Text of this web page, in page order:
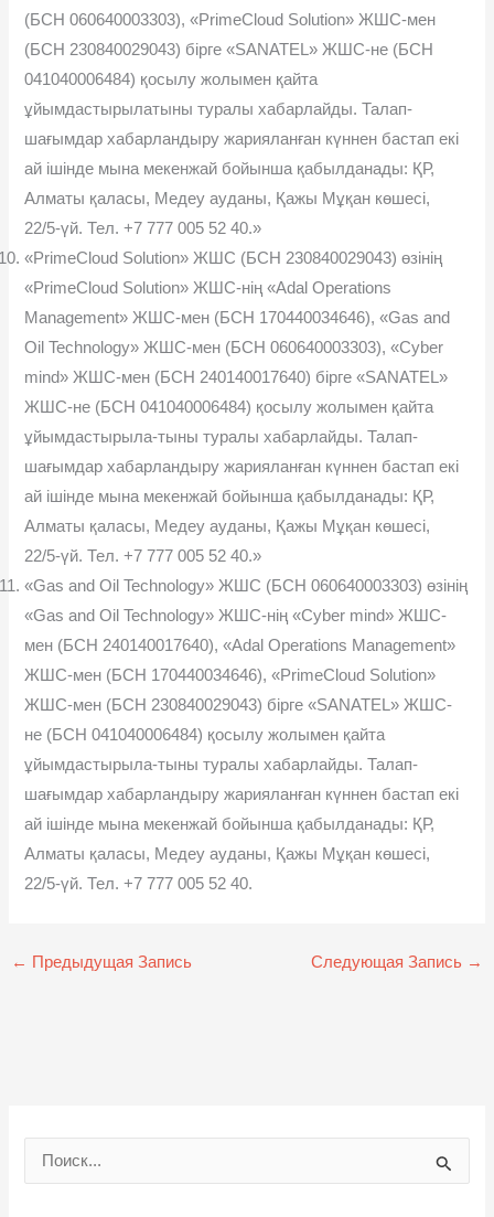
(БСН 060640003303), «PrimeCloud Solution» ЖШС-мен
(БСН 230840029043) бірге «SANATEL» ЖШС-не (БСН
041040006484) қосылу жолымен қайта
ұйымдастырылатыны туралы хабарлайды. Талап-
шағымдар хабарландыру жарияланған күннен бастап екі
ай ішінде мына мекенжай бойынша қабылданады: ҚР,
Алматы қаласы, Медеу ауданы, Қажы Мұқан көшесі,
22/5-үй. Тел. +7 777 005 52 40.»
«PrimeCloud Solution» ЖШС (БСН 230840029043) өзінің
«PrimeCloud Solution» ЖШС-нің «Adal Operations
Management» ЖШС-мен (БСН 170440034646), «Gas and
Oil Technology» ЖШС-мен (БСН 060640003303), «Cyber
mind» ЖШС-мен (БСН 240140017640) бірге «SANATEL»
ЖШС-не (БСН 041040006484) қосылу жолымен қайта
ұйымдастырыла-тыны туралы хабарлайды. Талап-
шағымдар хабарландыру жарияланған күннен бастап екі
ай ішінде мына мекенжай бойынша қабылданады: ҚР,
Алматы қаласы, Медеу ауданы, Қажы Мұқан көшесі,
22/5-үй. Тел. +7 777 005 52 40.»
«Gas and Oil Technology» ЖШС (БСН 060640003303) өзінің
«Gas and Oil Technology» ЖШС-нің «Cyber mind» ЖШС-
мен (БСН 240140017640), «Adal Operations Management»
ЖШС-мен (БСН 170440034646), «PrimeCloud Solution»
ЖШС-мен (БСН 230840029043) бірге «SANATEL» ЖШС-
не (БСН 041040006484) қосылу жолымен қайта
ұйымдастырыла-тыны туралы хабарлайды. Талап-
шағымдар хабарландыру жарияланған күннен бастап екі
ай ішінде мына мекенжай бойынша қабылданады: ҚР,
Алматы қаласы, Медеу ауданы, Қажы Мұқан көшесі,
22/5-үй. Тел. +7 777 005 52 40.
← Предыдущая Запись Следующая Запись →